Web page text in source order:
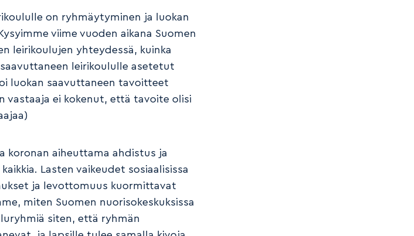
on ryhmäytyminen ja luokan
viime vuoden aikana Suomen
leirikoulujen yhteydessä, kuinka
leirikoululle asetetut
luokan saavuttaneen tavoitteet
vastaaja ei kokenut, että tavoite olisi
koronan aiheuttama ahdistus ja
Lasten vaikeudet sosiaalisissa
ja levottomuus kuormittavat
miten Suomen nuorisokeskuksissa
siten, että ryhmän